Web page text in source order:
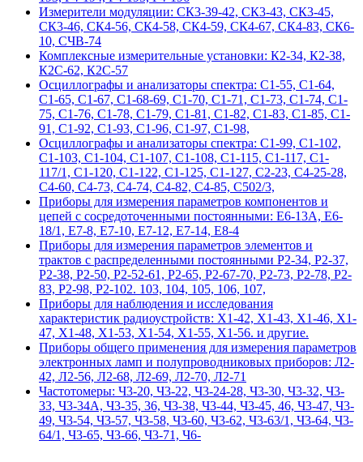
Измерители модуляции: СК3-39-42, СК3-43, СК3-45,
СК3-46, СК4-56, СК4-58, СК4-59, СК4-67, СК4-83, СК6-
10, СЧВ-74
Комплексные измерительные установки: К2-34, К2-38,
К2С-62, К2С-57
Осциллографы и анализаторы спектра: С1-55, С1-64,
С1-65, С1-67, С1-68-69, С1-70, С1-71, С1-73, С1-74, С1-
75, С1-76, С1-78, С1-79, С1-81, С1-82, С1-83, С1-85, С1-
91, С1-92, С1-93, С1-96, С1-97, С1-98,
Осциллографы и анализаторы спектра: С1-99, С1-102,
С1-103, С1-104, С1-107, С1-108, С1-115, С1-117, С1-
117/1, С1-120, С1-122, С1-125, С1-127, С2-23, С4-25-28,
С4-60, С4-73, С4-74, С4-82, С4-85, С502/3,
Приборы для измерения параметров компонентов и
цепей с сосредоточенными постоянными: Е6-13А, Е6-
18/1, Е7-8, Е7-10, Е7-12, Е7-14, Е8-4
Приборы для измерения параметров элементов и
трактов с распределенными постоянными Р2-34, Р2-37,
Р2-38, Р2-50, Р2-52-61, Р2-65, Р2-67-70, Р2-73, Р2-78, Р2-
83, Р2-98, Р2-102. 103, 104, 105, 106, 107,
Приборы для наблюдения и исследования
характеристик радиоустройств: Х1-42, Х1-43, Х1-46, Х1-
47, Х1-48, Х1-53, Х1-54, Х1-55, Х1-56. и другие.
Приборы общего применения для измерения параметров
электронных ламп и полупроводниковых приборов: Л2-
42, Л2-56, Л2-68, Л2-69, Л2-70, Л2-71
Частотомеры: Ч3-20, Ч3-22, Ч3-24-28, Ч3-30, Ч3-32, Ч3-
33, Ч3-34А, Ч3-35, 36, Ч3-38, Ч3-44, Ч3-45, 46, Ч3-47, Ч3-
49, Ч3-54, Ч3-57, Ч3-58, Ч3-60, Ч3-62, Ч3-63/1, Ч3-64, Ч3-
64/1, Ч3-65, Ч3-66, Ч3-71, Ч6-